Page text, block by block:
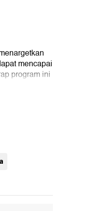
mencapai
program ini
bersih
2027. Ia
maka